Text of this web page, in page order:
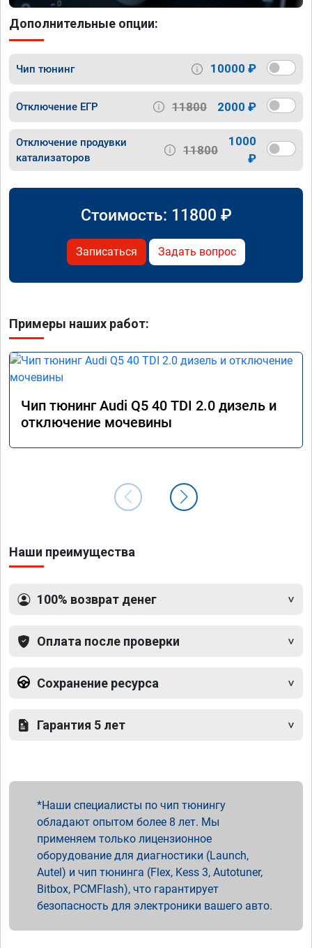
Дополнительные опции:
Чип тюнинг 10000 ₽
Отключение ЕГР 11800 2000 ₽
Отключение продувки
катализаторов
11800
1000
₽
Стоимость: 11800 ₽
Записаться Задать вопрос
Примеры наших работ:
Чип тюнинг Audi Q5 40 TDI 2.0 дизель и
отключение мочевины
Наши преимущества
100% возврат денег
Оплата после проверки
Сохранение ресурса
Гарантия 5 лет
Наши специалисты по чип тюнингу
обладают опытом более 8 лет. Мы
применяем только лицензионное
оборудование для диагностики (Launch,
Autel) и чип тюнинга (Flex, Kess 3, Autotuner,
Bitbox, PCMFlash), что гарантирует
безопасность для электроники вашего авто.